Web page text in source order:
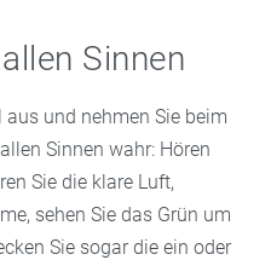
Sinnen
und nehmen Sie beim
Sinnen wahr: Hören
Sie die klare Luft,
sehen Sie das Grün um
Sie sogar die ein oder